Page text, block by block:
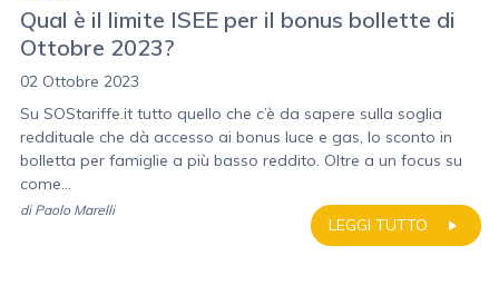
Qual è il limite ISEE per il bonus bollette di
Ottobre 2023?
02 Ottobre 2023
Su SOStariffe.it tutto quello che c’è da sapere sulla soglia
reddituale che dà accesso ai bonus luce e gas, lo sconto in
bolletta per famiglie a più basso reddito. Oltre a un focus su
come...
LEGGI TUTTO
di Paolo Marelli